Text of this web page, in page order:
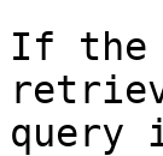
If the
query